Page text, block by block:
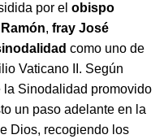
por el obispo
, fray José
como uno de
Vaticano II. Según
Sinodalidad promovido
un paso adelante en la
Dios, recogiendo los